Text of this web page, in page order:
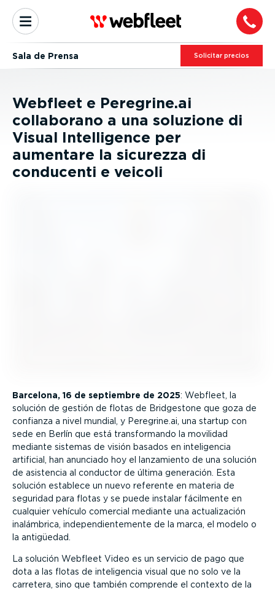
Sala de Prensa Solicitar precios
Webfleet e Peregrine.ai
collaborano a una soluzione di
Visual Intelligence per
aumentare la sicurezza di
conducenti e veicoli
Barcelona, 16 de septiembre de 2025: Webfleet, la
solución de gestión de flotas de Bridgestone que goza de
confianza a nivel mundial, y Peregrine.ai, una startup con
sede en Berlín que está trans­for­mando la movilidad
mediante sistemas de visión basados en inteli­gencia
artificial, han anunciado hoy el lanzamiento de una solución
de asistencia al conductor de última generación. Esta
solución establece un nuevo referente en materia de
seguridad para flotas y se puede instalar fácilmente en
cualquier vehículo comercial mediante una actua­li­zación
inalámbrica, indepen­dien­te­mente de la marca, el modelo o
la antigüedad.
La solución Webfleet Video es un servicio de pago que
dota a las flotas de inteli­gencia visual que no solo ve la
carretera, sino que también comprende el contexto de la